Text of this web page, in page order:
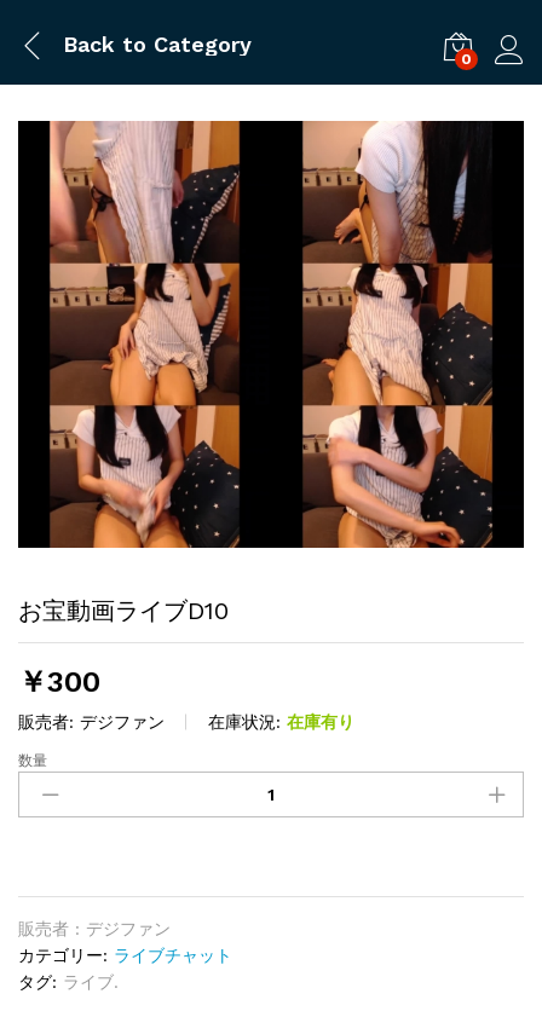
Back to Category
0
お宝動画ライブD10
￥300
販売者: デジファン 在庫状況: 在庫有り
お
動
イ
ブ
D10
quantity
数量
販売者 : デジファン
カテゴリー: ライブチャット
タグ: ライブ.